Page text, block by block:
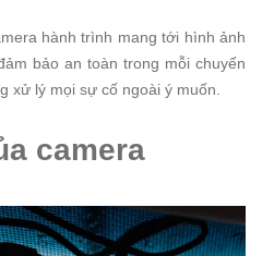
hành trình mang tới hình ảnh
bảo an toàn trong mỗi chuyến
xử lý mọi sự cố ngoài ý muốn.
camera